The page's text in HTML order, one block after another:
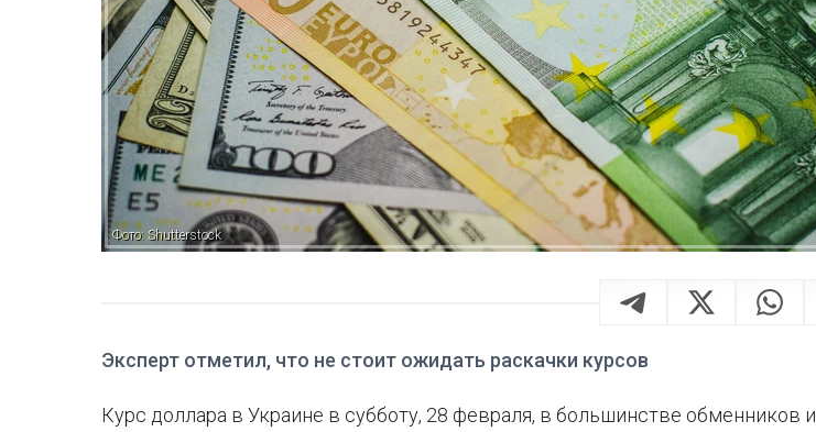
Фото: Shutterstock
Эксперт отметил, что не стоит ожидать раскачки курсов
Курс доллара в Украине в субботу, 28 февраля, в большинстве обменников и